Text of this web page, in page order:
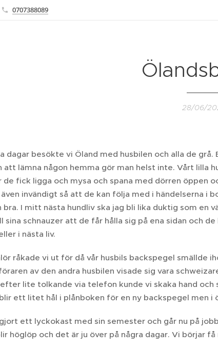
0707388089
28/06/
dagar besökte vi Öland med husbilen och alla de
att lämna någon hemma gör man helst inte. Vårt lilla
de fick ligga och mysa och spana med dörren öppen
invändigt så att de kan följa med i händelserna i
I mitt nästa hundliv ska jag bli lika duktig som en
sina schnauzer att de får hålla sig på ena sidan och
i nästa liv.
råkade vi ut för då vår husbils backspegel smällde
av den andra husbilen visade sig vara
lite tolkande via telefon kunde vi skaka hand
ett litet hål i plånboken för en ny backspegel men i
ett lyckokast med sin semester och går nu på
höglöp och det är ju över på några dagar. Vi börjar